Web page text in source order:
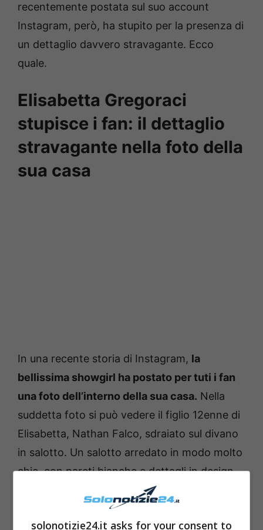
recentemente postata sul suo account
Instagram, però, ha stupito per la presenza di
un dettaglio davvero stravagante. Ecco
quale.
Elisabetta Gregoraci
stupisce i fan: il dettaglio
stravagante nella foto della
sua casa
In una recente storia di Instagram, la
bellissima showgirl ha postato per tuti i fan
una foto dell’interno della sua casa. Nella
suddetta foto si può vedere il figlio 12enne di
Elisabetta, Nathan Falco, sdraiato sul divano
in salotto. Un salotto arredato in modo molto
chic, con pareti bianche e dettagli in design
Un grande specchio
posto in fondo alla stanza ha però rivelato un
dettaglio alle spalle di Elisabetta davvero
solonotizie24.it asks for your consent to